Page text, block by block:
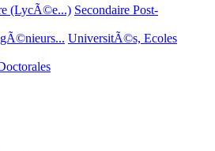
(LycÃ©e...) Secondaire Post-
UniversitÃ©s, Ecoles